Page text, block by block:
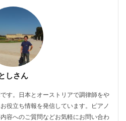
しさん
す。日本とオーストリアで調律師をや
役立ち情報を発信しています。ピアノ
容へのご質問などお気軽にお問い合わ